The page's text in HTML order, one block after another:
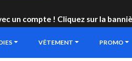
un compte ! Cliquez sur la
VÊTEMENT PROMO